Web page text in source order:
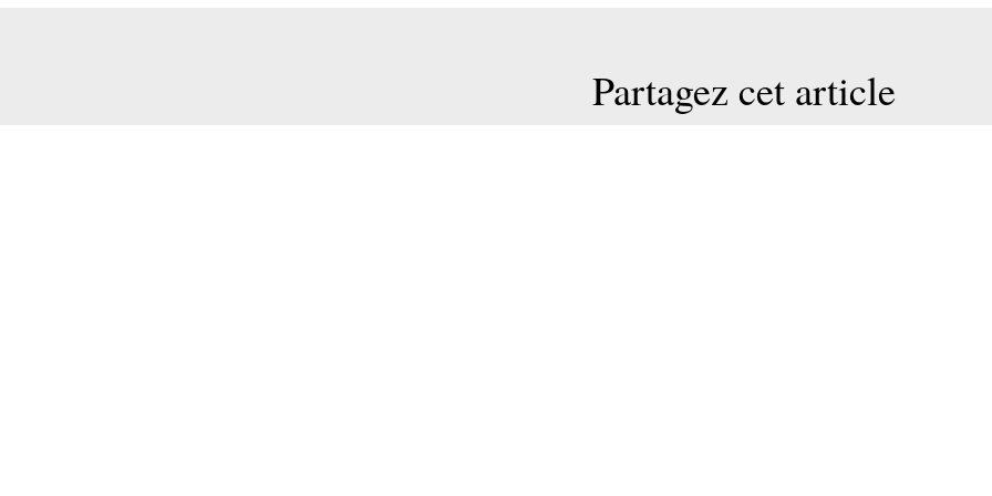
Partagez cet article